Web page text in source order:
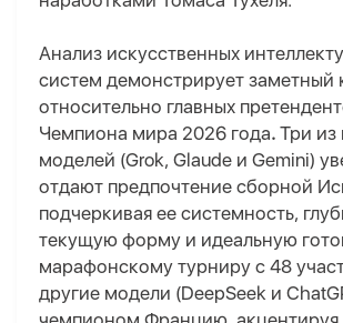
Анализ искусственных
систем демонстрирует заметный
относительно главных
Чемпиона мира 2026 года. Три из
моделей (Grok, Glaude и Gemini)
отдают предпочтение сборной
подчеркивая ее системность,
текущую форму и идеальную
марафонскому турниру с 48
другие модели (DeepSeek и